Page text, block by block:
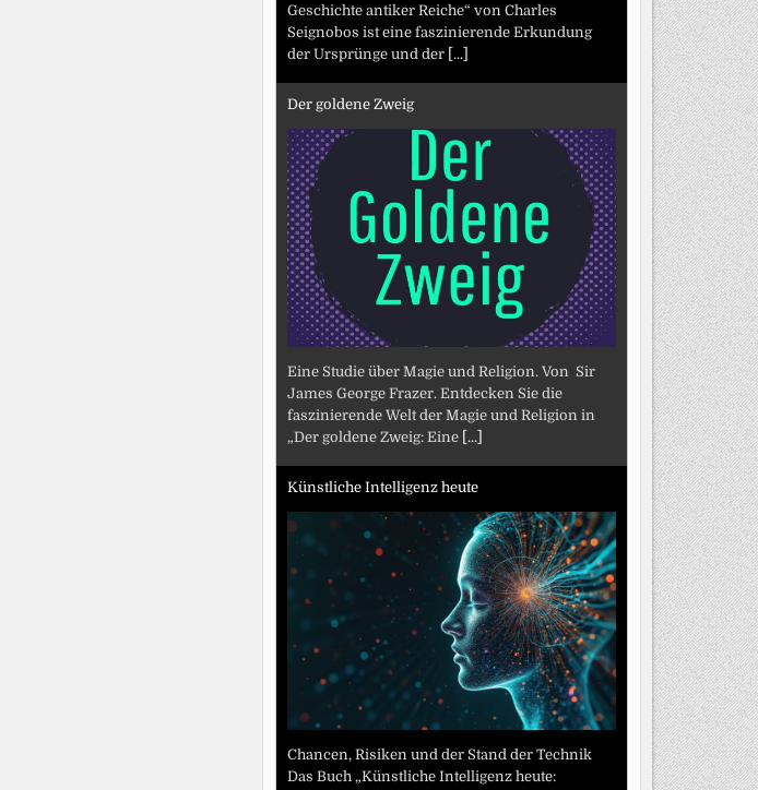
Geschichte antiker Reiche“ von Charles
Seignobos ist eine faszinierende Erkundung
der Ursprünge und der [...]
Der goldene Zweig
Eine Studie über Magie und Religion. Von Sir
James George Frazer. Entdecken Sie die
faszinierende Welt der Magie und Religion in
„Der goldene Zweig: Eine [...]
Künstliche Intelligenz heute
Chancen, Risiken und der Stand der Technik
Das Buch „Künstliche Intelligenz heute: